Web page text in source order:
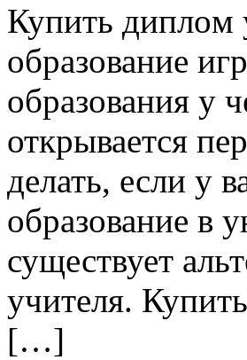
Купить диплoм
образование
образования у
открывается
делать, если у
образование в
существует
учителя.
[…]